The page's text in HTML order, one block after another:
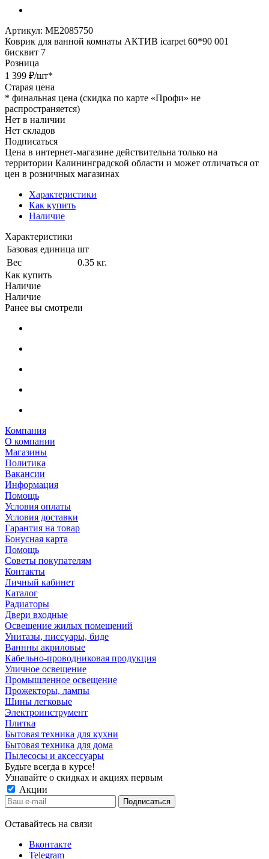
Артикул: МЕ2085750
Коврик для ванной комнаты АКТИВ icarpet 60*90 001
бисквит 7
Розница
1 399 ₽/шт*
Старая цена
* финальная цена (скидка по карте «Профи» не
распространяется)
Нет в наличии
Нет складов
Подписаться
Цена в интернет-магазине действительна только на
территории Калининградской области и может отличаться от
цен в розничных магазинах
Характеристики
Как купить
Наличие
Характеристики
Базовая единица шт
Вес
0.35 кг.
Как купить
Наличие
Наличие
Ранее вы смотрели
Компания
О компании
Магазины
Политика
Вакансии
Информация
Помощь
Условия оплаты
Условия доставки
Гарантия на товар
Бонусная карта
Помощь
Советы покупателям
Контакты
Личный кабинет
Каталог
Радиаторы
Двери входные
Освещение жилых помещений
Унитазы, писсуары, биде
Ваннны акриловые
Кабельно-проводниковая продукция
Уличное освещение
Промышленное освещение
Прожекторы, лампы
Шины легковые
Электроинструмент
Плитка
Бытовая техника для кухни
Бытовая техника для дома
Пылесосы и аксессуары
Будьте всегда в курсе!
Узнавайте о скидках и акциях первым
Акции
Оставайтесь на связи
Вконтакте
Telegram